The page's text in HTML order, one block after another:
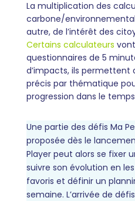
La multiplication des
carbone/
autre, de l’intérêt des
Certains calculateurs
questionnaires de 5
d’impacts, ils permettent
précis par thématique
progression dans le
Une partie des défis Ma
proposée dès le
Player peut alors se fixer
suivre son évolution en
favoris et définir un
semaine. L’arrivée de